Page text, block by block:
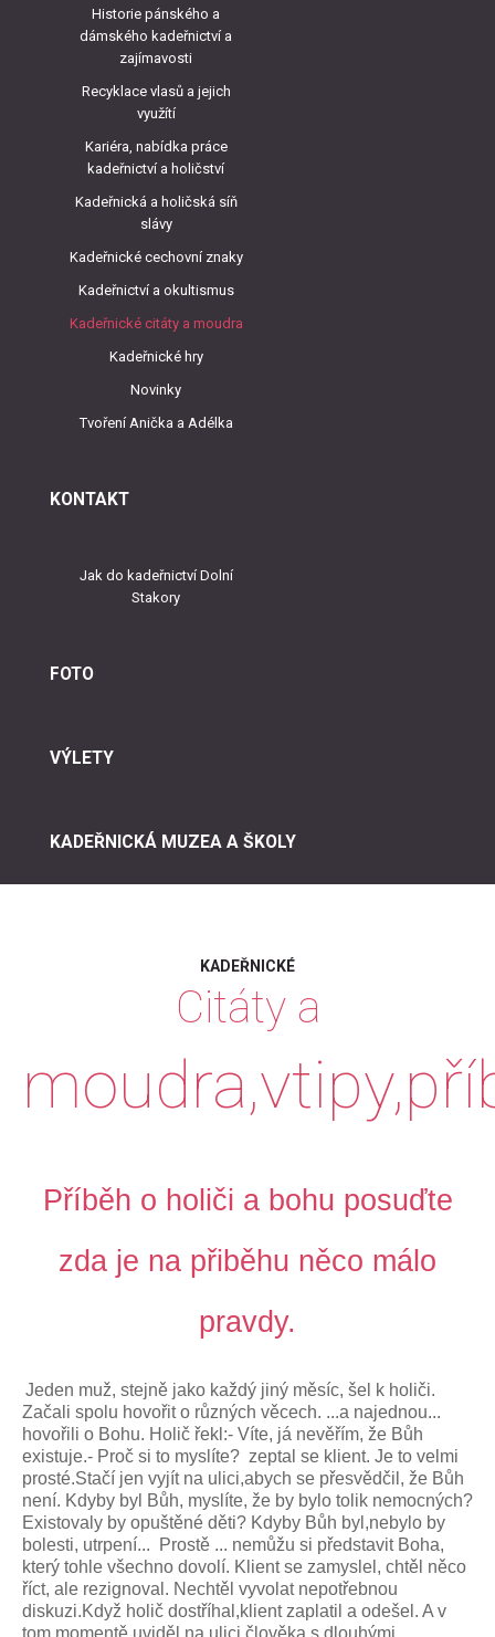
Historie pánského a
dámského kadeřnictví a
zajímavosti
Recyklace vlasů a jejich
využítí
Kariéra, nabídka práce
kadeřnictví a holičství
Kadeřnická a holičská síň
slávy
Kadeřnické cechovní znaky
Kadeřnictví a okultismus
Kadeřnické citáty a moudra
Kadeřnické hry
Novinky
Tvoření Anička a Adélka
KONTAKT
Jak do kadeřnictví Dolní
Stakory
FOTO
VÝLETY
KADEŘNICKÁ MUZEA A ŠKOLY
KADEŘNICKÉ
Citáty a
Příběh o holiči a bohu posuďte
zda je na přiběhu něco málo
pravdy.
Jeden muž, stejně jako každý jiný měsíc, šel k holiči.
Začali spolu hovořit o různých věcech. ...a najednou...
hovořili o Bohu. Holič řekl:- Víte, já nevěřím, že Bůh
existuje.- Proč si to myslíte? zeptal se klient. Je to velmi
prosté.Stačí jen vyjít na ulici,abych se přesvědčil, že Bůh
není. Kdyby byl Bůh, myslíte, že by bylo tolik nemocných?
Existovaly by opuštěné děti? Kdyby Bůh byl,nebylo by
bolesti, utrpení... Prostě ... nemůžu si představit Boha,
který tohle všechno dovolí. Klient se zamyslel, chtěl něco
říct, ale rezignoval. Nechtěl vyvolat nepotřebnou
diskuzi.Když holič dostříhal,klient zaplatil a odešel. A v
tom momentě uviděl na ulici člověka s dlouhými